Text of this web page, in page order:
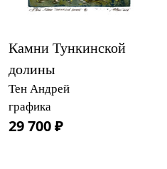
Камни Тункинской
долины
Тен Андрей
графика
29 700 ₽